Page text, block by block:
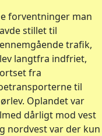
forventninger man
stillet til
trafik,
langtfra indfriet,
fra
til
Oplandet var
dårligt mod vest
nordvest var der kun